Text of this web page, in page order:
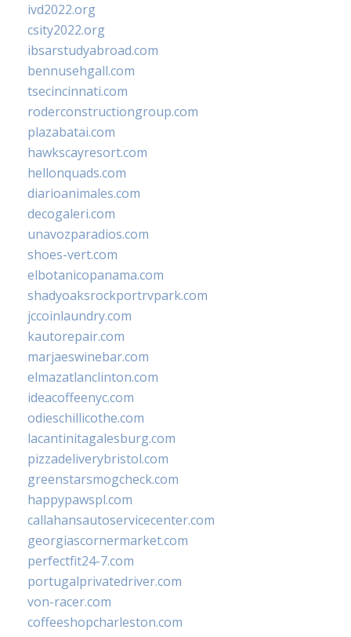
ivd2022.org
csity2022.org
ibsarstudyabroad.com
bennusehgall.com
tsecincinnati.com
roderconstructiongroup.com
plazabatai.com
hawkscayresort.com
hellonquads.com
diarioanimales.com
decogaleri.com
unavozparadios.com
shoes-vert.com
elbotanicopanama.com
shadyoaksrockportrvpark.com
jccoinlaundry.com
kautorepair.com
marjaeswinebar.com
elmazatlanclinton.com
ideacoffeenyc.com
odieschillicothe.com
lacantinitagalesburg.com
pizzadeliverybristol.com
greenstarsmogcheck.com
happypawspl.com
callahansautoservicecenter.com
georgiascornermarket.com
perfectfit24-7.com
portugalprivatedriver.com
von-racer.com
coffeeshopcharleston.com